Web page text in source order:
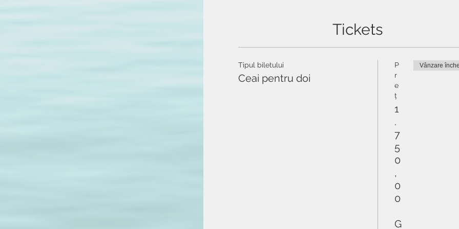
Tickets
Tipul biletului
Ceai pentru doi
P
r
e
ț
1
.
7
5
0
,
0
0
G
Vânzare